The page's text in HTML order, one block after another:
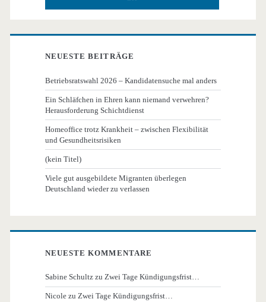
NEUESTE BEITRÄGE
Betriebsratswahl 2026 – Kandidatensuche mal anders
Ein Schläfchen in Ehren kann niemand verwehren?
Herausforderung Schichtdienst
Homeoffice trotz Krankheit – zwischen Flexibilität
und Gesundheitsrisiken
(kein Titel)
Viele gut ausgebildete Migranten überlegen
Deutschland wieder zu verlassen
NEUESTE KOMMENTARE
Sabine Schultz zuZwei Tage Kündigungsfrist…
Nicole zuZwei Tage Kündigungsfrist…